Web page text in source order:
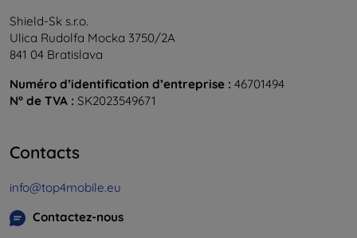
Shield-Sk s.r.o.
Ulica Rudolfa Mocka 3750/2A
841 04 Bratislava
Numéro d’identification d’entreprise : 46701494
N° de TVA : SK2023549671
Contacts
info@top4mobile.eu
Contactez-nous